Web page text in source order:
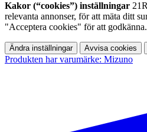
Kakor (“cookies”) inställningar
relevanta annonser, för att mäta ditt
"Acceptera cookies" för att godkänna.
Ändra inställningar Avvisa cookies
Produkten har varumärke: Mizuno